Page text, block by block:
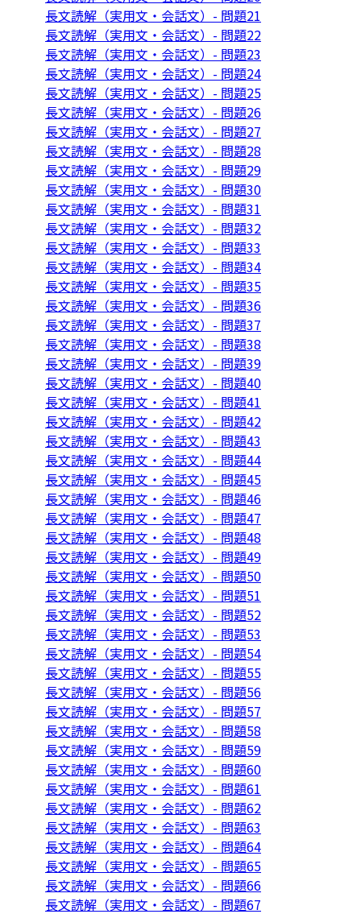
長文読解（実用文・会話文）- 問題21
長文読解（実用文・会話文）- 問題22
長文読解（実用文・会話文）- 問題23
長文読解（実用文・会話文）- 問題24
長文読解（実用文・会話文）- 問題25
長文読解（実用文・会話文）- 問題26
長文読解（実用文・会話文）- 問題27
長文読解（実用文・会話文）- 問題28
長文読解（実用文・会話文）- 問題29
長文読解（実用文・会話文）- 問題30
長文読解（実用文・会話文）- 問題31
長文読解（実用文・会話文）- 問題32
長文読解（実用文・会話文）- 問題33
長文読解（実用文・会話文）- 問題34
長文読解（実用文・会話文）- 問題35
長文読解（実用文・会話文）- 問題36
長文読解（実用文・会話文）- 問題37
長文読解（実用文・会話文）- 問題38
長文読解（実用文・会話文）- 問題39
長文読解（実用文・会話文）- 問題40
長文読解（実用文・会話文）- 問題41
長文読解（実用文・会話文）- 問題42
長文読解（実用文・会話文）- 問題43
長文読解（実用文・会話文）- 問題44
長文読解（実用文・会話文）- 問題45
長文読解（実用文・会話文）- 問題46
長文読解（実用文・会話文）- 問題47
長文読解（実用文・会話文）- 問題48
長文読解（実用文・会話文）- 問題49
長文読解（実用文・会話文）- 問題50
長文読解（実用文・会話文）- 問題51
長文読解（実用文・会話文）- 問題52
長文読解（実用文・会話文）- 問題53
長文読解（実用文・会話文）- 問題54
長文読解（実用文・会話文）- 問題55
長文読解（実用文・会話文）- 問題56
長文読解（実用文・会話文）- 問題57
長文読解（実用文・会話文）- 問題58
長文読解（実用文・会話文）- 問題59
長文読解（実用文・会話文）- 問題60
長文読解（実用文・会話文）- 問題61
長文読解（実用文・会話文）- 問題62
長文読解（実用文・会話文）- 問題63
長文読解（実用文・会話文）- 問題64
長文読解（実用文・会話文）- 問題65
長文読解（実用文・会話文）- 問題66
長文読解（実用文・会話文）- 問題67